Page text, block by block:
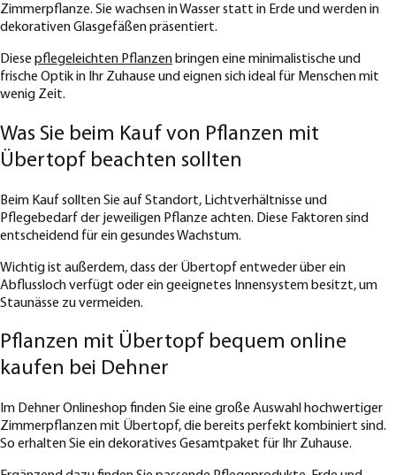
Zimmerpflanze. Sie wachsen in Wasser statt in Erde und werden in
dekorativen Glasgefäßen präsentiert.
Diese pflegeleichten Pflanzen bringen eine minimalistische und
frische Optik in Ihr Zuhause und eignen sich ideal für Menschen mit
wenig Zeit.
Was Sie beim Kauf von Pflanzen mit
Übertopf beachten sollten
Beim Kauf sollten Sie auf Standort, Lichtverhältnisse und
Pflegebedarf der jeweiligen Pflanze achten. Diese Faktoren sind
entscheidend für ein gesundes Wachstum.
Wichtig ist außerdem, dass der Übertopf entweder über ein
Abflussloch verfügt oder ein geeignetes Innensystem besitzt, um
Staunässe zu vermeiden.
Pflanzen mit Übertopf bequem online
kaufen bei Dehner
Im Dehner Onlineshop finden Sie eine große Auswahl hochwertiger
Zimmerpflanzen mit Übertopf, die bereits perfekt kombiniert sind.
So erhalten Sie ein dekoratives Gesamtpaket für Ihr Zuhause.